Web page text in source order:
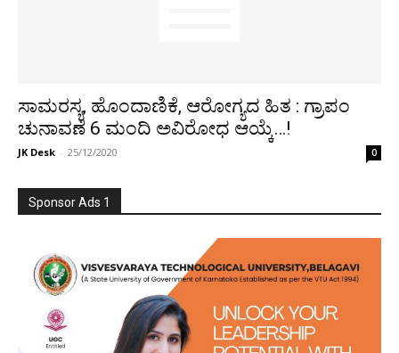
ಸಾಮರಸ್ಯ, ಹೊಂದಾಣಿಕೆ, ಆರೋಗ್ಯದ ಹಿತ : ಗ್ರಾಪಂ
ಚುನಾವಣೆ 6 ಮಂದಿ ಅವಿರೋಧ ಆಯ್ಕೆ…!
JK Desk - 25/12/2020 0
Sponsor Ads 1